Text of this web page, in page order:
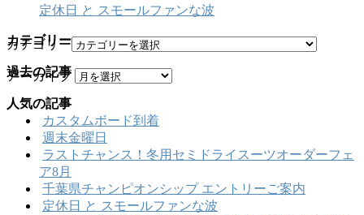
定休日 と スモールファンな波
カテゴリー
カテゴリー
過去の記事
アーカイブ
人気の記事
カスタムボード到着
週末金曜日
ラストチャンス！冬用セミドライスーツオーダーフェ
ア8月
千葉県チャンピオンシップ エントリーご案内
定休日 と スモールファンな波